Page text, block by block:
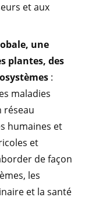
et aux
une
plantes, des
:
maladies
réseau
humaines et
et
de façon
les
et la santé